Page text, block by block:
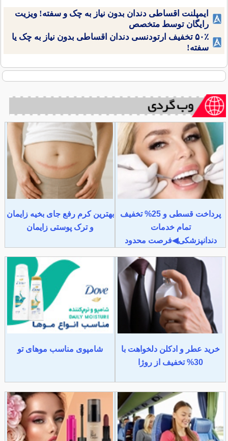
ایمپلنت اقساطی دندان بدون نیاز به چک و سفته! ویزیت
رایگان توسط متخصص
۵۰٪ تخفیف ارتودنسی دندان اقساطی بدون نیاز به چک یا
سفته!
پرداخت قسطی و 25% تخفیف
تمام خدمات
دندانپزشکی◀فرصت محدود
بهترین کرم رفع جای بخیه زایمان
و ترک پوستی زایمان
خرید عطر و ادکلن دلخواهت با
30% تخفیف از روژا
شامپوی مناسب موهای تو